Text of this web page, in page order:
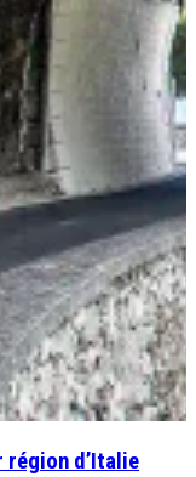
région d’Italie